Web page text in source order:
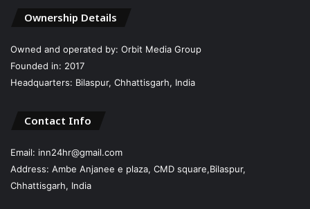
Ownership Details
Owned and operated by: Orbit Media Group
Founded in: 2017
Headquarters: Bilaspur, Chhattisgarh, India
Contact Info
Email: inn24hr@gmail.com
Address: Ambe Anjanee e plaza, CMD square,Bilaspur,
Chhattisgarh, India